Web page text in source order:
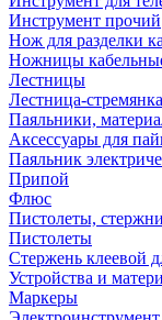
Инструмент прочий
Нож для разделки
Ножницы
Лестницы
Лестница-стремянка
Паяльники,
Аксессуары для
Паяльник
Припой
Флюс
Пистолеты, стержни
Пистолеты
Стержень клеевой
Устройства и
Маркеры